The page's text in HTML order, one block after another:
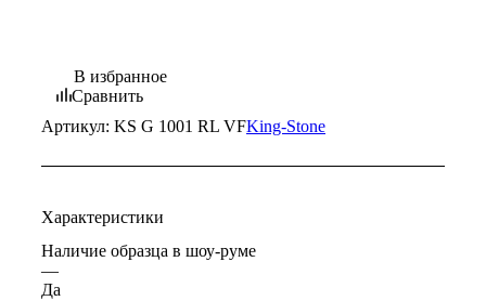
В избранное
Сравнить
Артикул: KS G 1001 RL VFKing-Stone
Характеристики
Наличие образца в шоу-руме
—
Да